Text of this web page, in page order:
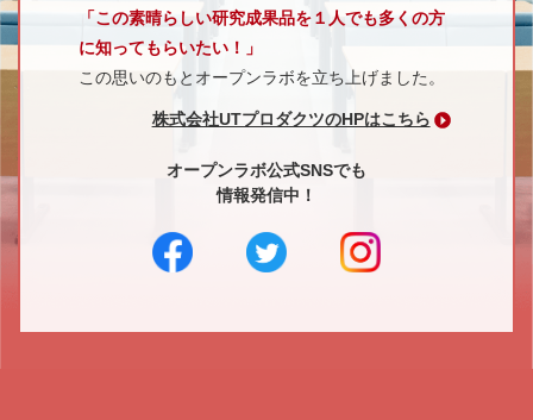
「この素晴らしい研究成果品を１人でも多くの方
に知ってもらいたい！」
この思いのもとオープンラボを立ち上げました。
株式会社UTプロダクツのHPはこちら
オープンラボ公式SNSでも
情報発信中！